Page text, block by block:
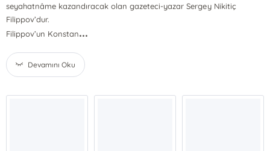
seyahatnâme kazandıracak olan gazeteci-yazar Sergey Nikitiç
Filippov’dur.
Filippov’un Konstan...
Devamını Oku